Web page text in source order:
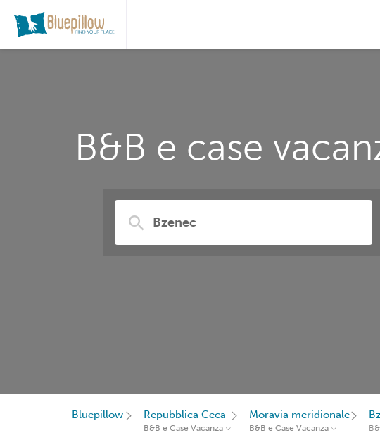
B&B e case
Bluepillow Repubblica Ceca
B&B e Case Vacanza
Moravia meridionale
B&B e Case Vacanza